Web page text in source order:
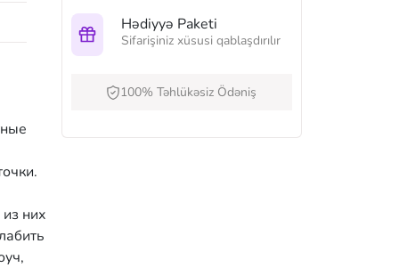
них
Hədiyyə Paketi
Sifarişiniz xüsusi qablaşdırılır
100% Təhlükəsiz Ödəniş